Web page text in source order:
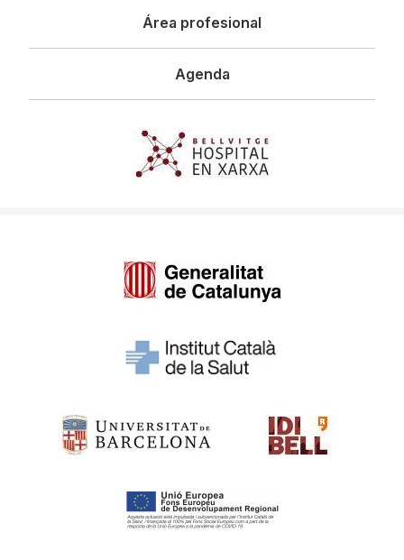
Área profesional
Agenda